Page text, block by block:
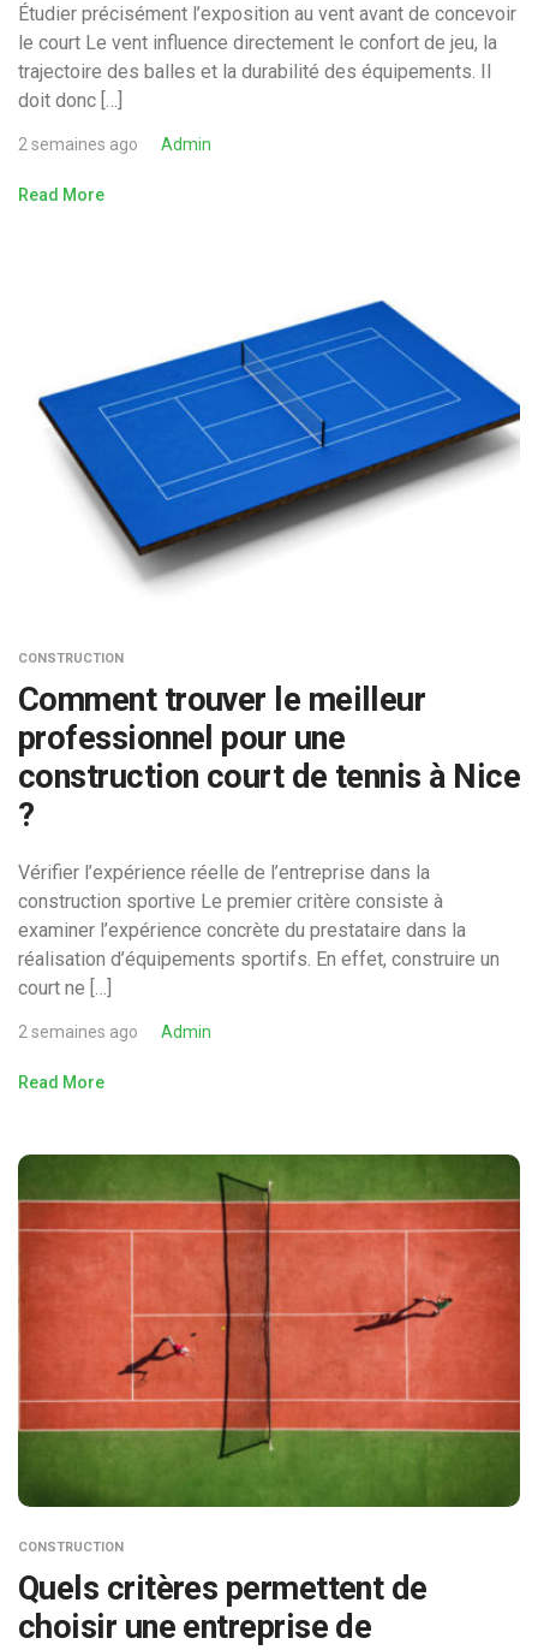
Étudier précisément l’exposition au vent avant de concevoir
le court Le vent influence directement le confort de jeu, la
trajectoire des balles et la durabilité des équipements. Il
doit donc […]
2 semaines ago Admin
Read More
CONSTRUCTION
Comment trouver le meilleur
professionnel pour une
construction court de tennis à Nice
?
Vérifier l’expérience réelle de l’entreprise dans la
construction sportive Le premier critère consiste à
examiner l’expérience concrète du prestataire dans la
réalisation d’équipements sportifs. En effet, construire un
court ne […]
2 semaines ago Admin
Read More
CONSTRUCTION
Quels critères permettent de
choisir une entreprise de